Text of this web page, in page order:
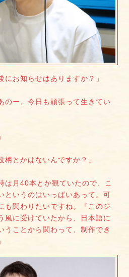
お知らせはありますか？」
ー、今日も頑張って生きてい
とかはないんですか？」
は月40本とか観ていたので、こ
というのはいっぱいあって。可
も関わりたいですね。『このジ
風に受けていたから、日本語に
うことから関わって、制作でき